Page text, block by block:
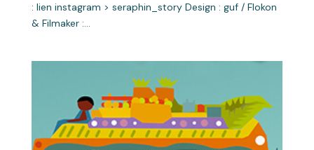
: lien instagram > seraphin_story Design : guf / Flokon
& Filmaker :...